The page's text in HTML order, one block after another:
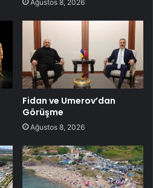
Ağustos 8, 2026
Fidan ve Umerov’dan
Görüşme
Ağustos 8, 2026